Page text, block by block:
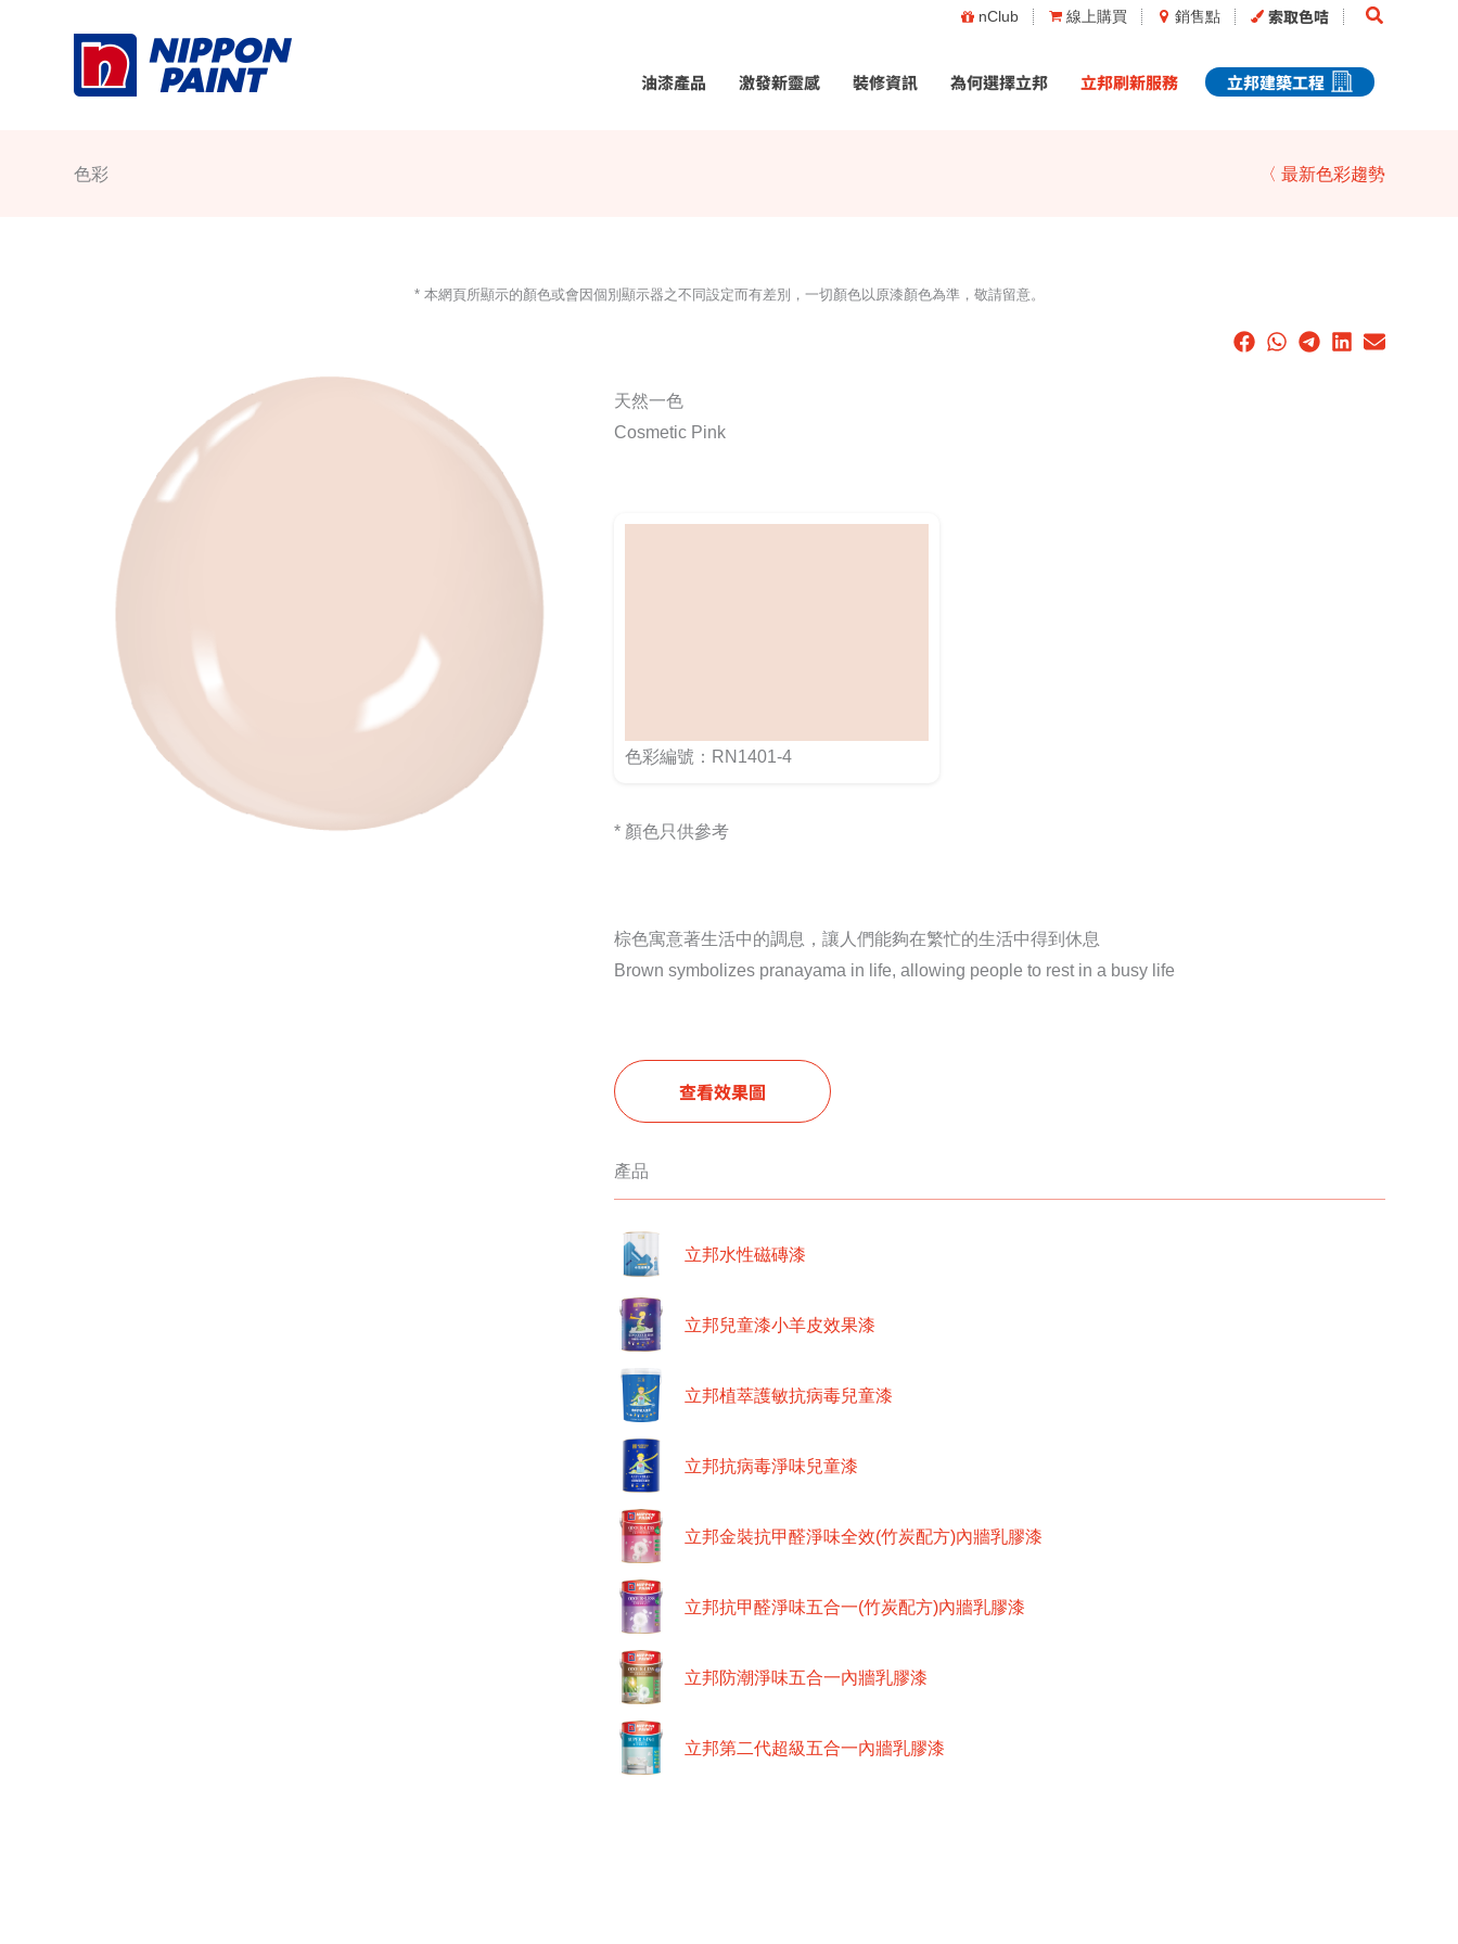
nClub 線上購買 銷售點 索取色咭 Search
油漆產品 激發新靈感 裝修資訊 為何選擇立邦 立邦刷新服務 立邦建築工程
色彩 〈 最新色彩趨勢
* 本網頁所顯示的顏色或會因個別顯示器之不同設定而有差別，一切顏色以原漆顏色為準，敬請留意。
天然一色
Cosmetic Pink
色彩編號：RN1401-4
* 顏色只供參考
棕色寓意著生活中的調息，讓人們能夠在繁忙的生活中得到休息
Brown symbolizes pranayama in life, allowing people to rest in a busy life
查看效果圖
產品
立邦水性磁磚漆
立邦兒童漆小羊皮效果漆
立邦植萃護敏抗病毒兒童漆
立邦抗病毒淨味兒童漆
立邦金裝抗甲醛淨味全效(竹炭配方)內牆乳膠漆
立邦抗甲醛淨味五合一(竹炭配方)內牆乳膠漆
立邦防潮淨味五合一內牆乳膠漆
立邦第二代超級五合一內牆乳膠漆